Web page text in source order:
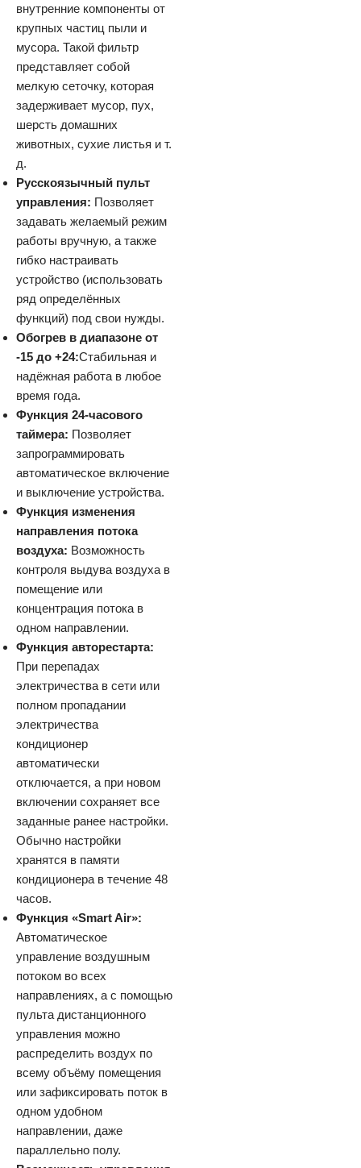
внутренние компоненты от
крупных частиц пыли и
мусора. Такой фильтр
представляет собой
мелкую сеточку, которая
задерживает мусор, пух,
шерсть домашних
животных, сухие листья и т.
д.
Русскоязычный пульт
управления: Позволяет
задавать желаемый режим
работы вручную, а также
гибко настраивать
устройство (использовать
ряд определённых
функций) под свои нужды.
Обогрев в диапазоне от
-15 до +24:Стабильная и
надёжная работа в любое
время года.
Функция 24-часового
таймера: Позволяет
запрограммировать
автоматическое включение
и выключение устройства.
Функция изменения
направления потока
воздуха: Возможность
контроля выдува воздуха в
помещение или
концентрация потока в
одном направлении.
Функция авторестарта:
При перепадах
электричества в сети или
полном пропадании
электричества
кондиционер
автоматически
отключается, а при новом
включении сохраняет все
заданные ранее настройки.
Обычно настройки
хранятся в памяти
кондиционера в течение 48
часов.
Функция «Smart Air»:
Автоматическое
управление воздушным
потоком во всех
направлениях, а с помощью
пульта дистанционного
управления можно
распределить воздух по
всему объёму помещения
или зафиксировать поток в
одном удобном
направлении, даже
параллельно полу.